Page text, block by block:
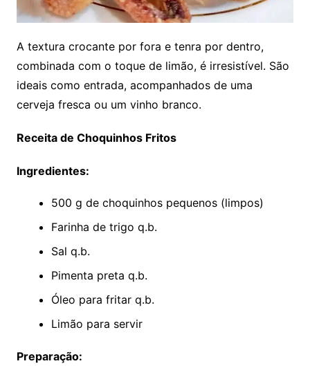
A textura crocante por fora e tenra por dentro,
combinada com o toque de limão, é irresistível. São
ideais como entrada, acompanhados de uma
cerveja fresca ou um vinho branco.
Receita de Choquinhos Fritos
Ingredientes:
500 g de choquinhos pequenos (limpos)
Farinha de trigo q.b.
Sal q.b.
Pimenta preta q.b.
Óleo para fritar q.b.
Limão para servir
Preparação: